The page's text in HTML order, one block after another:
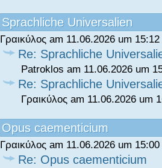
Sprachliche Universalien
Γραικύλος am 11.06.2026 um
Re: Sprachliche
Patroklos am 11.06.2026 um
Re: Sprachliche
Γραικύλος am 11.06.2026 um
Opus caementicium
Γραικύλος am 11.06.2026 um
Re: Opus caementicium